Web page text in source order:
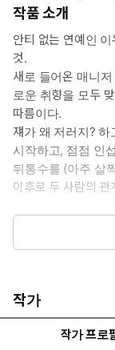
작품 소개
안티 없는 연예인
것.
새로 들어온 매니
로운 취향을 모두
따름이다.
쟤가 왜 저러지?
시작하고, 점점 인
뒤통수를 (아주 살
이후로 두 사람의
- 작중 등장하는 모
작가
작가 프로